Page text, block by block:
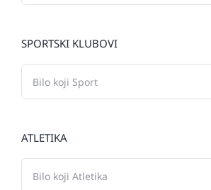
SPORTSKI KLUBOVI
ATLETIKA